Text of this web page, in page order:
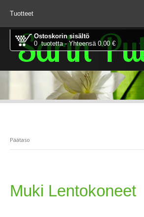
Tuotteet
Ostoskorin sisältö
0 tuotetta - Yhteensä 0.00 €
Sarin
Päätaso
Muki Lentokoneet